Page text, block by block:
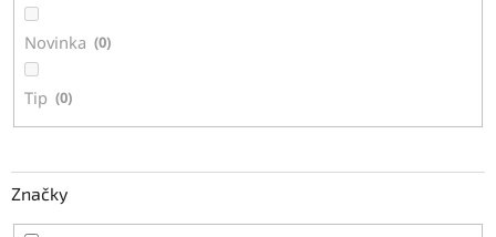
Novinka 0
Tip 0
Značky